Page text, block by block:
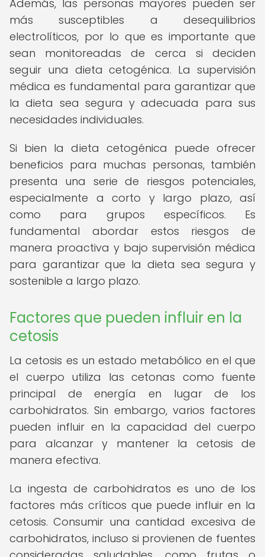
Además, las personas mayores pueden ser
más susceptibles a desequilibrios
electrolíticos, por lo que es importante que
sean monitoreadas de cerca si deciden
seguir una dieta cetogénica. La supervisión
médica es fundamental para garantizar que
la dieta sea segura y adecuada para sus
necesidades individuales.
Si bien la dieta cetogénica puede ofrecer
beneficios para muchas personas, también
presenta una serie de riesgos potenciales,
especialmente a corto y largo plazo, así
como para grupos específicos. Es
fundamental abordar estos riesgos de
manera proactiva y bajo supervisión médica
para garantizar que la dieta sea segura y
sostenible a largo plazo.
Factores que pueden influir en la
cetosis
La cetosis es un estado metabólico en el que
el cuerpo utiliza las cetonas como fuente
principal de energía en lugar de los
carbohidratos. Sin embargo, varios factores
pueden influir en la capacidad del cuerpo
para alcanzar y mantener la cetosis de
manera efectiva.
La ingesta de carbohidratos es uno de los
factores más críticos que puede influir en la
cetosis. Consumir una cantidad excesiva de
carbohidratos, incluso si provienen de fuentes